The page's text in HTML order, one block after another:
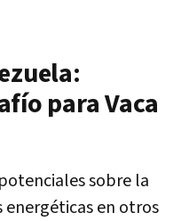
para Vaca
sobre la
energéticas en otros